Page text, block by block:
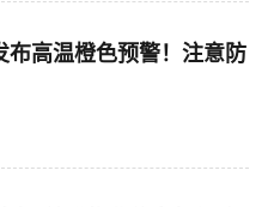
高温橙色预警！注意防